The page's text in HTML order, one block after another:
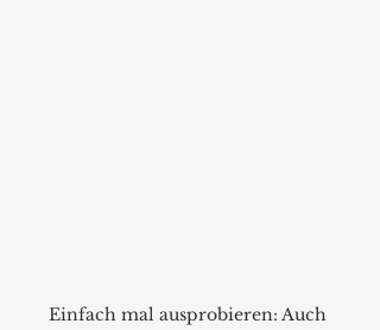
Einfach mal ausprobieren: Auch